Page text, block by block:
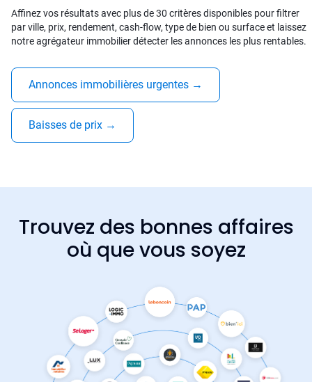
Affinez vos résultats avec plus de 30 critères disponibles pour filtrer
par ville, prix, rendement, cash-flow, type de bien ou surface et laissez
notre agrégateur immobilier détecter les annonces les plus rentables.
Annonces immobilières urgentes →
Baisses de prix →
Trouvez des bonnes affaires
où que vous soyez